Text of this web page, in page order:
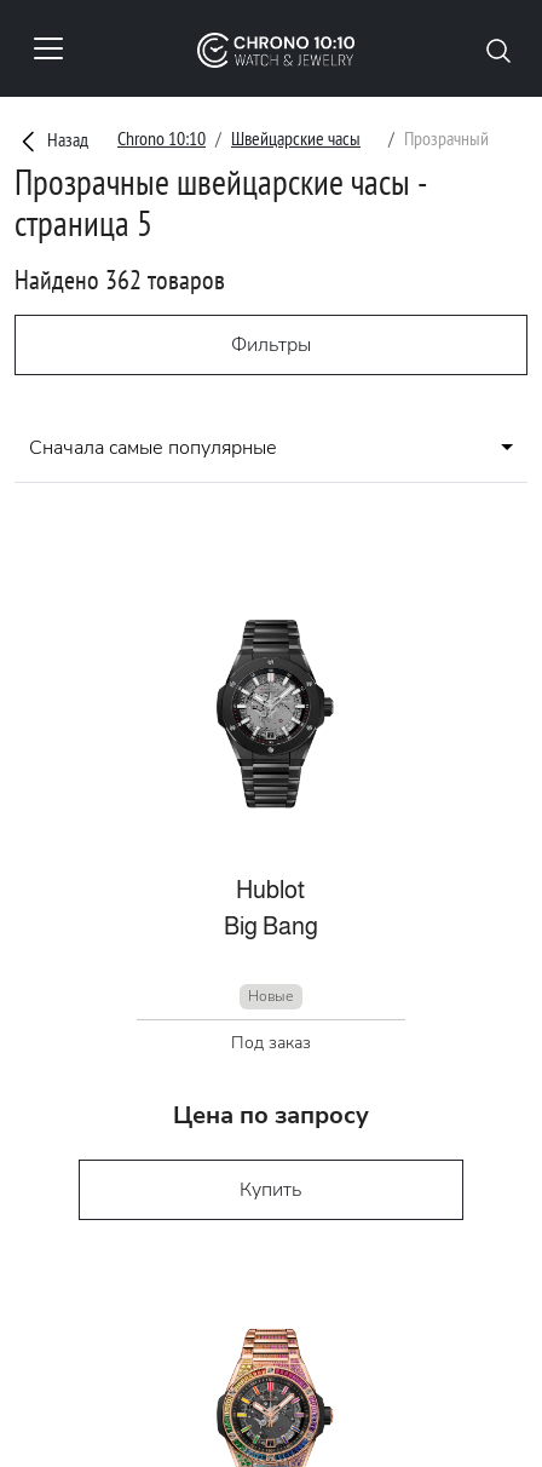
Назад Chrono 10:10 Швейцарские часы Прозрачный
Прозрачные швейцарские часы -
страница 5
Найдено 362 товаров
Фильтры
Сначала самые популярные
Hublot
Big Bang
Новые
Под заказ
Цена по запросу
Купить